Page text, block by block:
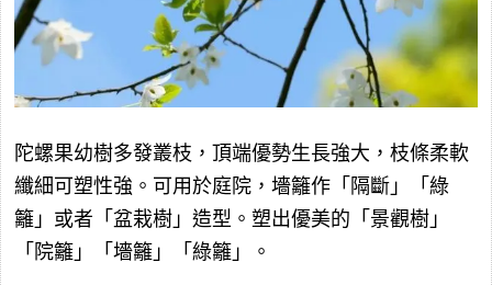
陀螺果幼樹多發叢枝，頂端優勢生長強大，枝條柔軟
纖細可塑性強。可用於庭院，墻籬作「隔斷」「綠
籬」或者「盆栽樹」造型。塑出優美的「景觀樹」
「院籬」「墻籬」「綠籬」。